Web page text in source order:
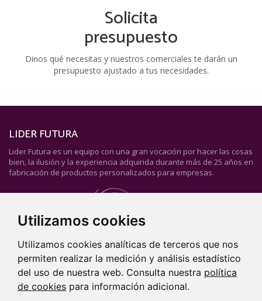
Utilizamos cookies
Utilizamos cookies analíticas de terceros que nos
permiten realizar la medición y análisis estadístico
del uso de nuestra web. Consulta nuestra política
de cookies para información adicional.
Solicita
presupuesto
Dinos qué necesitas y nuestros comerciales te darán un
presupuesto ajustado a tus necesidades.
LIDER FUTURA
Lider Futura es un equipo con una gran vocación por hacer las cosas
bien, la ilusión y la experiencia adquirida durante más de 25 años en
fabricación de productos personalizados para empresas.
CONTACTO
91 260 91 38
656 60 60 00
info@liderfutura.com
De lunes a viernes: 9.00 - 15.00h.